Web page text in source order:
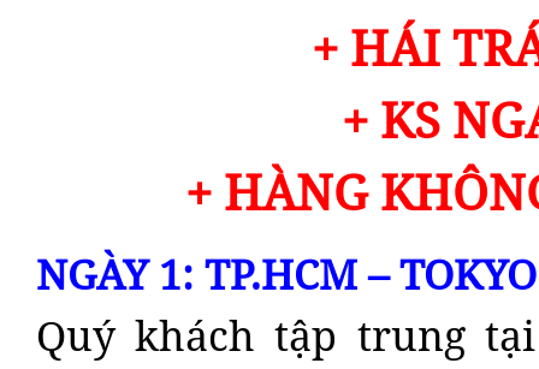
+ HÁI
+ KS
+ HÀNG
NGÀY 1: TP.HCM –
Quý khách tập trung